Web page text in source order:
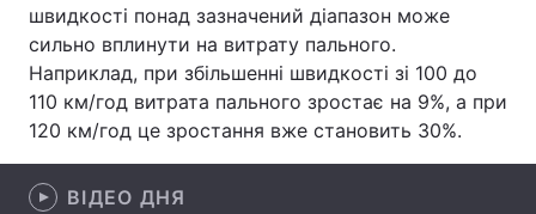
Лонгріди
Відео з Youtube
Інтерв'ю Думки
Архів
швидкості понад зазначений діапазон може
сильно вплинути на витрату пального.
Наприклад, при збільшенні швидкості зі 100 до
110 км/год витрата пального зростає на 9%, а при
120 км/год це зростання вже становить 30%.
ВІДЕО ДНЯ